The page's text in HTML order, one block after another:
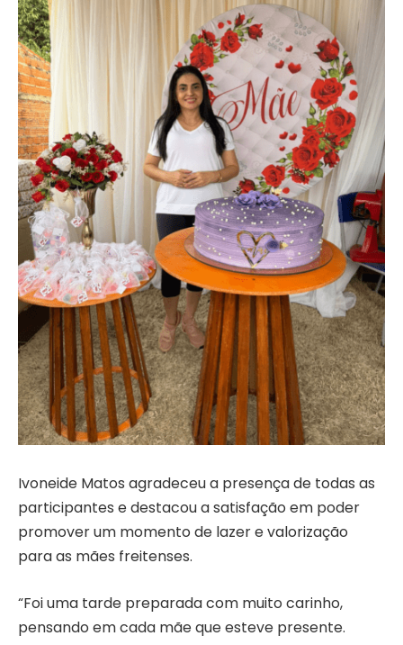
Ivoneide Matos agradeceu a presença de todas as
participantes e destacou a satisfação em poder
promover um momento de lazer e valorização
para as mães freitenses.
“Foi uma tarde preparada com muito carinho,
pensando em cada mãe que esteve presente.